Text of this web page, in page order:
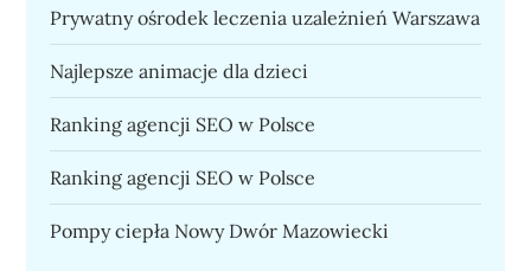
Prywatny ośrodek leczenia uzależnień Warszawa
Najlepsze animacje dla dzieci
Ranking agencji SEO w Polsce
Ranking agencji SEO w Polsce
Pompy ciepła Nowy Dwór Mazowiecki